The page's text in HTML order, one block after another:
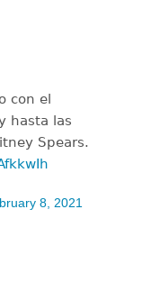
con el
hasta las
Spears.
8, 2021